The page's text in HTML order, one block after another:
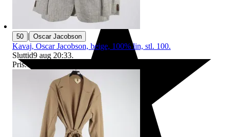
50 | Oscar Jacobson
Kavaj, Oscar Jacobson, beige, 100% lin, stl. 100.
Sluttid9 aug 20:33.
Pris:16 kr